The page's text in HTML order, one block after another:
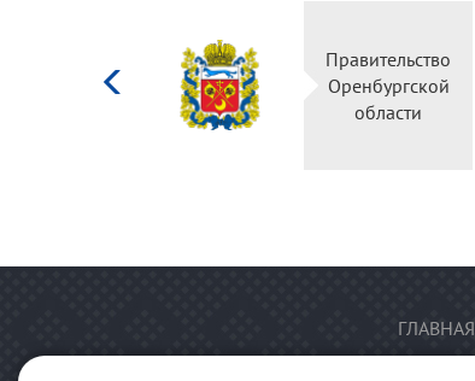
Правительство
Оренбургской
области
ГЛАВНАЯ